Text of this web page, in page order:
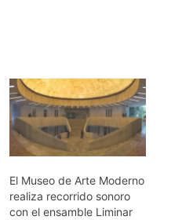
El Museo de Arte Moderno
realiza recorrido sonoro
con el ensamble Liminar